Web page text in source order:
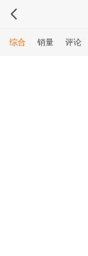
综合 销量 评论